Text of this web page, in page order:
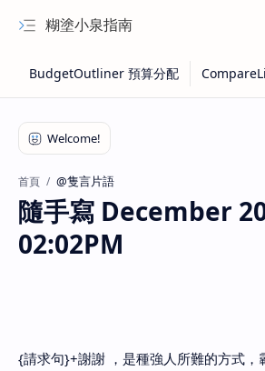
糊塗小泉指南
首頁 @隻言片語
隨手寫 December
02:02PM
{請求句}+謝謝 ，是種強人所難的方式，